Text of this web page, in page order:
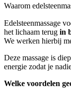
Waarom
Edelsteenmassage
het lichaam terug in
We werken hierbij
Deze massage is
energie zodat je
Welke voordelen